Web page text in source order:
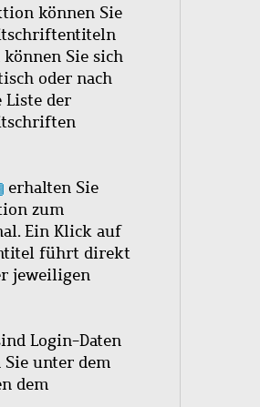
können Sie
Sie sich
oder nach
Liste der
erhalten Sie
zum
Ein Klick auf
führt direkt
jeweiligen
Login-Daten
unter dem
dem